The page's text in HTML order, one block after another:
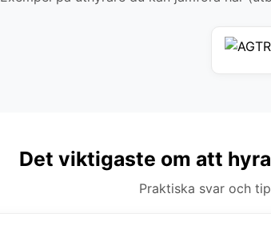
Det viktigaste om att
Praktiska svar och